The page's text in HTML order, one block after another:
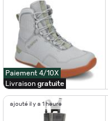
Paiement 4/10X
Livraison gratuite
ajouté il y a 1 heure